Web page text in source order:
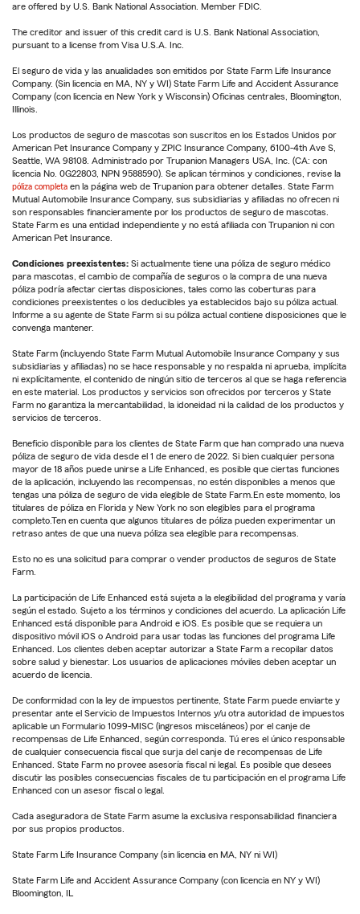
are offered by U.S. Bank National Association. Member FDIC.
The creditor and issuer of this credit card is U.S. Bank National Association,
pursuant to a license from Visa U.S.A. Inc.
El seguro de vida y las anualidades son emitidos por State Farm Life Insurance
Company. (Sin licencia en MA, NY y WI) State Farm Life and Accident Assurance
Company (con licencia en New York y Wisconsin) Oficinas centrales, Bloomington,
Illinois.
Los productos de seguro de mascotas son suscritos en los Estados Unidos por
American Pet Insurance Company y ZPIC Insurance Company, 6100-4th Ave S,
Seattle, WA 98108. Administrado por Trupanion Managers USA, Inc. (CA: con
licencia No. 0G22803, NPN 9588590). Se aplican términos y condiciones, revise la
póliza completa en la página web de Trupanion para obtener detalles. State Farm
Mutual Automobile Insurance Company, sus subsidiarias y afiliadas no ofrecen ni
son responsables financieramente por los productos de seguro de mascotas.
State Farm es una entidad independiente y no está afiliada con Trupanion ni con
American Pet Insurance.
Condiciones preexistentes: Si actualmente tiene una póliza de seguro médico
para mascotas, el cambio de compañía de seguros o la compra de una nueva
póliza podría afectar ciertas disposiciones, tales como las coberturas para
condiciones preexistentes o los deducibles ya establecidos bajo su póliza actual.
Informe a su agente de State Farm si su póliza actual contiene disposiciones que le
convenga mantener.
State Farm (incluyendo State Farm Mutual Automobile Insurance Company y sus
subsidiarias y afiliadas) no se hace responsable y no respalda ni aprueba, implícita
ni explícitamente, el contenido de ningún sitio de terceros al que se haga referencia
en este material. Los productos y servicios son ofrecidos por terceros y State
Farm no garantiza la mercantabilidad, la idoneidad ni la calidad de los productos y
servicios de terceros.
Beneficio disponible para los clientes de State Farm que han comprado una nueva
póliza de seguro de vida desde el 1 de enero de 2022. Si bien cualquier persona
mayor de 18 años puede unirse a Life Enhanced, es posible que ciertas funciones
de la aplicación, incluyendo las recompensas, no estén disponibles a menos que
tengas una póliza de seguro de vida elegible de State Farm.En este momento, los
titulares de póliza en Florida y New York no son elegibles para el programa
completo.Ten en cuenta que algunos titulares de póliza pueden experimentar un
retraso antes de que una nueva póliza sea elegible para recompensas.
Esto no es una solicitud para comprar o vender productos de seguros de State
Farm.
La participación de Life Enhanced está sujeta a la elegibilidad del programa y varía
según el estado. Sujeto a los términos y condiciones del acuerdo. La aplicación Life
Enhanced está disponible para Android e iOS. Es posible que se requiera un
dispositivo móvil iOS o Android para usar todas las funciones del programa Life
Enhanced. Los clientes deben aceptar autorizar a State Farm a recopilar datos
sobre salud y bienestar. Los usuarios de aplicaciones móviles deben aceptar un
acuerdo de licencia.
De conformidad con la ley de impuestos pertinente, State Farm puede enviarte y
presentar ante el Servicio de Impuestos Internos y/u otra autoridad de impuestos
aplicable un Formulario 1099-MISC (ingresos misceláneos) por el canje de
recompensas de Life Enhanced, según corresponda. Tú eres el único responsable
de cualquier consecuencia fiscal que surja del canje de recompensas de Life
Enhanced. State Farm no provee asesoría fiscal ni legal. Es posible que desees
discutir las posibles consecuencias fiscales de tu participación en el programa Life
Enhanced con un asesor fiscal o legal.
Cada aseguradora de State Farm asume la exclusiva responsabilidad financiera
por sus propios productos.
State Farm Life Insurance Company (sin licencia en MA, NY ni WI)
State Farm Life and Accident Assurance Company (con licencia en NY y WI)
Bloomington, IL